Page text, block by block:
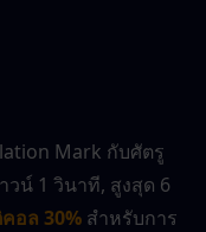
Mark กับศัตรู
วน์ 1 วินาที, สูงสุด 6
อล 30% สำหรับการ